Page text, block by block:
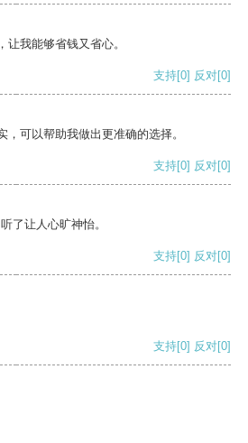
我能够省钱又省心。
支持[0] 反对[0]
可以帮助我做出更准确的选择。
支持[0] 反对[0]
了让人心旷神怡。
支持[0] 反对[0]
支持[0] 反对[0]